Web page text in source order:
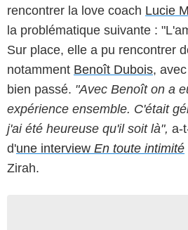
rencontrer la love coach Lucie
la problématique suivante :
Sur place, elle a pu rencontrer
notamment Benoît Dubois,
bien passé. "Avec Benoît on a
expérience ensemble. C'était
j'ai été heureuse qu'il soit là", a-
d'une interview En toute intimité
Zirah.